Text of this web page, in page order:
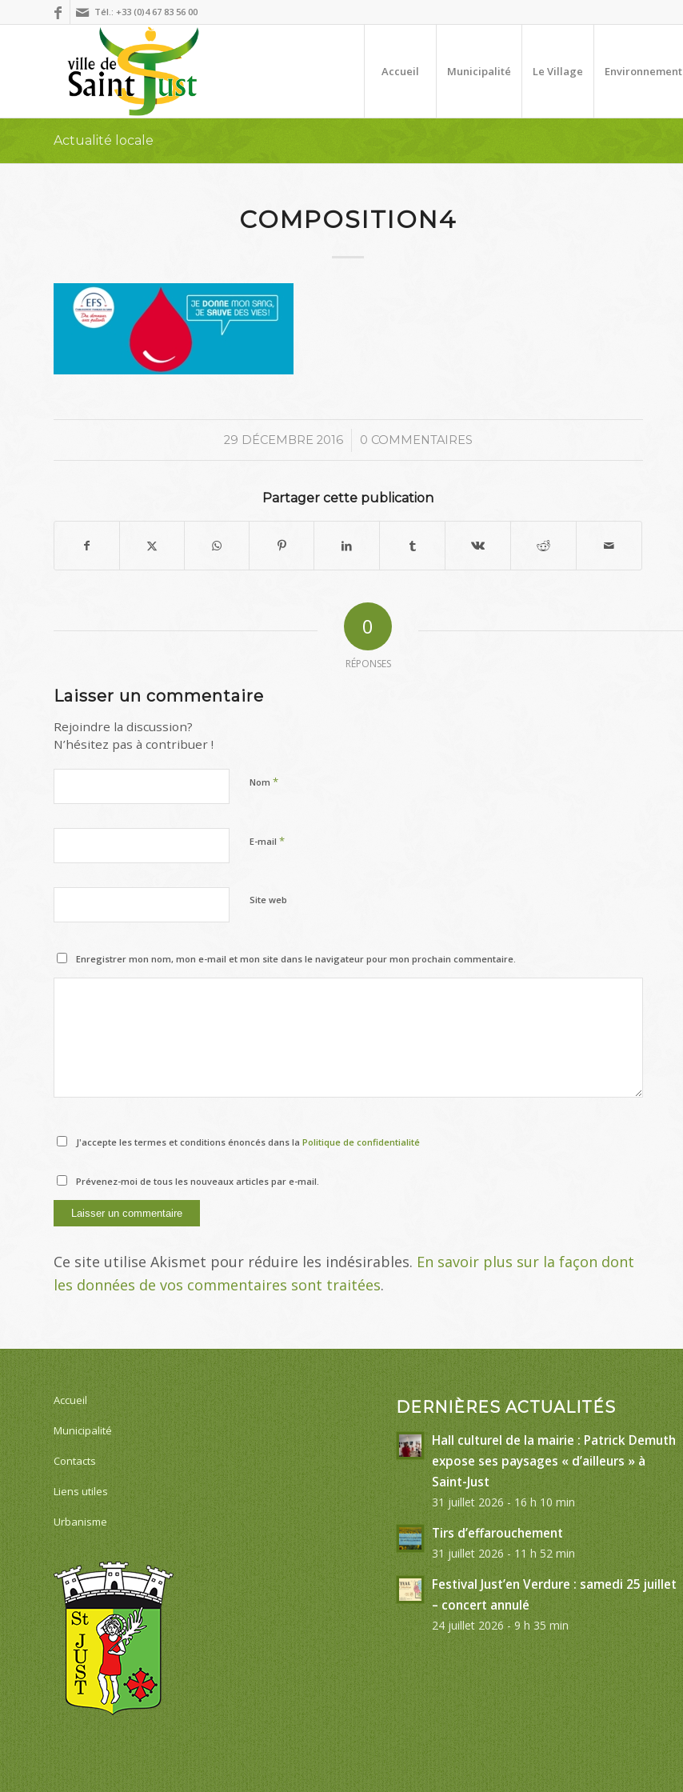
Tél.: +33 (0)4 67 83 56 00
Accueil Municipalité Le Village Environnement
Actualité locale
COMPOSITION4
29 DÉCEMBRE 2016
/ 0 COMMENTAIRES
Partager cette publication
0
RÉPONSES
Laisser un commentaire
Rejoindre la discussion?
N’hésitez pas à contribuer !
Nom *
E-mail *
Site web
Enregistrer mon nom, mon e-mail et mon site dans le navigateur pour mon prochain commentaire.
J'accepte les termes et conditions énoncés dans la Politique de confidentialité
Prévenez-moi de tous les nouveaux articles par e-mail.
Ce site utilise Akismet pour réduire les indésirables. En savoir plus sur la façon dont
les données de vos commentaires sont traitées.
Accueil
Municipalité
Contacts
Liens utiles
Urbanisme
DERNIÈRES ACTUALITÉS
Hall culturel de la mairie : Patrick Demuth
expose ses paysages « d’ailleurs » à
Saint-Just
31 juillet 2026 - 16 h 10 min
Tirs d’effarouchement
31 juillet 2026 - 11 h 52 min
Festival Just’en Verdure : samedi 25 juillet
– concert annulé
24 juillet 2026 - 9 h 35 min